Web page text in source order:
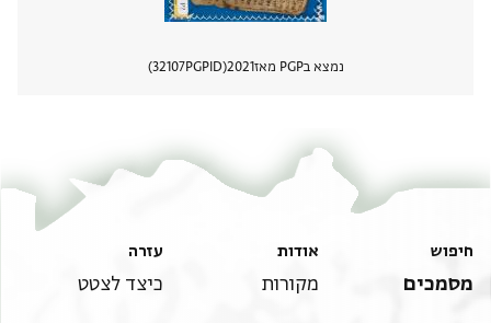
נמצא בPGP מאז 2021
PGPID
32107
חיפוש
מסמכים
אודות
מקורות
עזרה
כיצד לצטט